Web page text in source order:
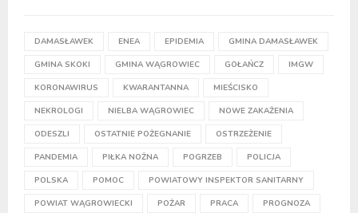
DAMASŁAWEK ENEA EPIDEMIA GMINA DAMASŁAWEK
GMINA SKOKI GMINA WĄGROWIEC GOŁAŃCZ IMGW
KORONAWIRUS KWARANTANNA MIEŚCISKO
NEKROLOGI NIELBA WĄGROWIEC NOWE ZAKAŻENIA
ODESZLI OSTATNIE POŻEGNANIE OSTRZEŻENIE
PANDEMIA PIŁKA NOŻNA POGRZEB POLICJA
POLSKA POMOC POWIATOWY INSPEKTOR SANITARNY
POWIAT WĄGROWIECKI POŻAR PRACA PROGNOZA